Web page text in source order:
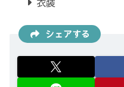
衣装
シェアする